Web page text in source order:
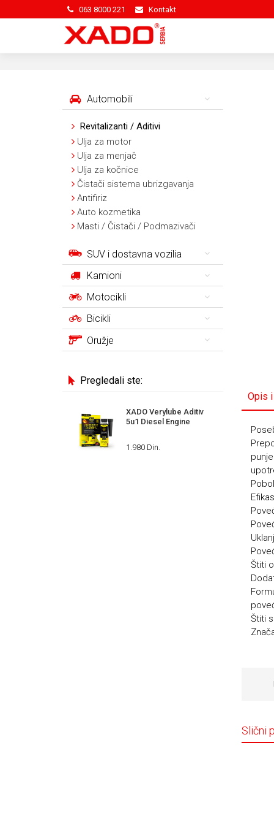
063 8000 221 Kontakt
Automobili
Revitalizanti / Aditivi
Ulja za motor
Ulja za menjač
Ulja za kočnice
Čistači sistema ubrizgavanja
Antifiriz
Auto kozmetika
Masti / Čistači / Podmazivači
SUV i dostavna vozilia
Kamioni
Motocikli
Bicikli
Oružje
Pregledali ste:
XADO Verylube Aditiv
5u1 Diesel Engine
1.980 Din.
Opis
Štiti
Štiti
Slični